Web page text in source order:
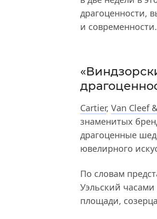
драгоценности,
и современности.
Cartier, Van Cleef
знаменитых
драгоценные
ювелирного
По словам
Уэльский
площади,